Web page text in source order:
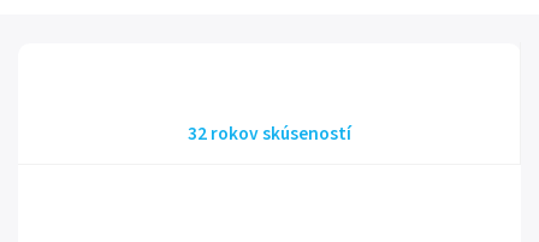
32 rokov skúseností